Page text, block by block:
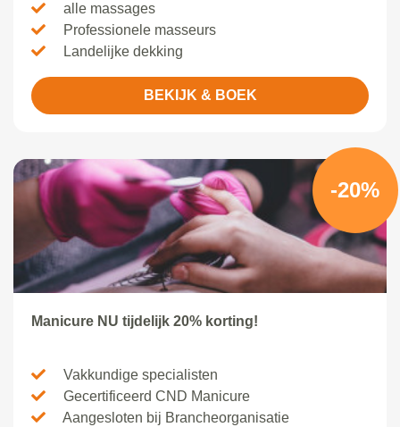
alle massages
Professionele masseurs
Landelijke dekking
BEKIJK & BOEK
-20%
Manicure NU tijdelijk 20% korting!
Vakkundige specialisten
Gecertificeerd CND Manicure
Aangesloten bij Brancheorganisatie